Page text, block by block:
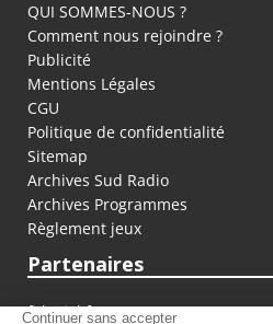
QUI SOMMES-NOUS ?
Comment nous rejoindre ?
Publicité
Mentions Légales
CGU
Politique de confidentialité
Sitemap
Archives Sud Radio
Archives Programmes
Règlement jeux
Partenaires
fiducial.fr